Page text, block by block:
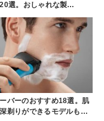
選。おしゃれな製…
バーのおすすめ18選。肌
剃りができるモデルも…